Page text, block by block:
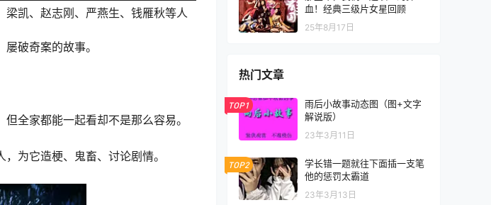
梁凯、赵志刚、严燕生、钱雁秋等人
破奇案的故事。
全家都能一起看却不是那么容易。
为它造梗、鬼畜、讨论剧情。
血！经典三级片女星回顾
25年8月17日
热门文章
TOP1
雨后小故事动态图（图+文字
解说版）
23年3月11日
TOP2
学长错一题就往下面插一支笔
他的惩罚太霸道
23年3月13日